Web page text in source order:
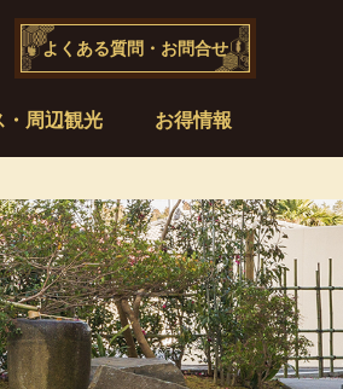
よくある質問・お問合せ
・周辺観光 お得情報